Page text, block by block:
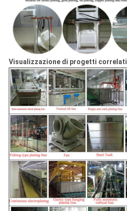
Visualizzazione di progetti correlati